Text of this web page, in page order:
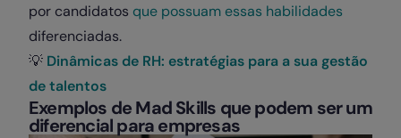
por candidatos que possuam essas habilidades
diferenciadas.
💡 Dinâmicas de RH: estratégias para a sua gestão
de talentos
Exemplos de Mad Skills que podem ser um
diferencial para empresas